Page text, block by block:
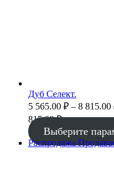
Дуб Селект.
5 565.00 ₽ – 8 815.00
815.00 ₽
Выберите
Распродажа